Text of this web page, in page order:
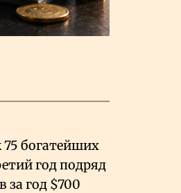
богатейших
год подряд
за год $700